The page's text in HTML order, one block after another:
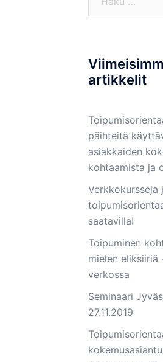
artikkelit
päihteitä
asiakkaiden
kohtaamista ja
Verkkokursseja
saatavilla!
Toipuminen
mielen eliksiiriä
verkossa
Seminaari
27.11.2019